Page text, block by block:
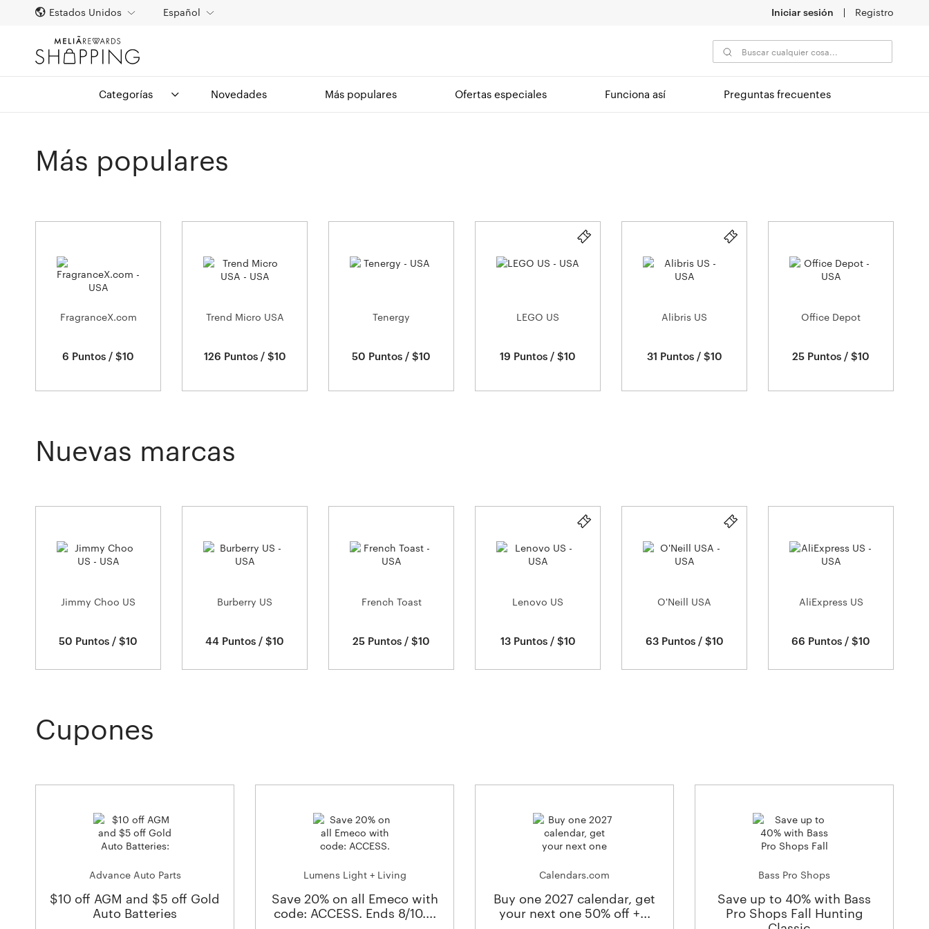
Iniciar sesión Registro
Estados Unidos Español
Categorías Novedades Más populares Ofertas especiales Funciona así Preguntas frecuentes
Más populares
FragranceX.com
6 Puntos / $10
Trend Micro USA
126 Puntos / $10
Tenergy
50 Puntos / $10
LEGO US
19 Puntos / $10
Alibris US
31 Puntos / $10
Office Depot
25 Puntos / $10
Nuevas marcas
Jimmy Choo US
50 Puntos / $10
Burberry US
44 Puntos / $10
French Toast
25 Puntos / $10
Lenovo US
13 Puntos / $10
O'Neill USA
63 Puntos / $10
AliExpress US
66 Puntos / $10
Cupones
Advance Auto Parts
$10 off AGM and $5 off Gold
Auto Batteries
Lumens Light + Living
Save 20% on all Emeco with
code: ACCESS. Ends 8/10....
Calendars.com
Buy one 2027 calendar, get
your next one 50% off +...
Bass Pro Shops
Save up to 40% with Bass
Pro Shops Fall Hunting